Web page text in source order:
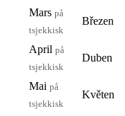
Mars på
tsjekkisk
Březen
April på
tsjekkisk
Duben
Mai på
tsjekkisk
Květen